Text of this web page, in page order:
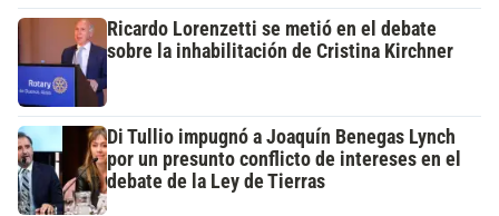
Ricardo Lorenzetti se metió en el debate
sobre la inhabilitación de Cristina Kirchner
Di Tullio impugnó a Joaquín Benegas Lynch
por un presunto conflicto de intereses en el
debate de la Ley de Tierras